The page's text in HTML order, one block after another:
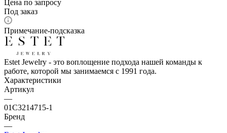
Цена по запросу
Под заказ
Примечание-подсказка
Estet Jewelry - это воплощение подхода нашей команды к
работе, которой мы занимаемся с 1991 года.
Характеристики
Артикул
—
01С3214715-1
Бренд
—